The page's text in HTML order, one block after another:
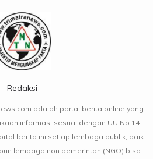
Redaksi
adalah portal berita online yang
informasi sesuai dengan UU No.14
berita ini setiap lembaga publik, baik
lembaga non pemerintah (NGO) bisa